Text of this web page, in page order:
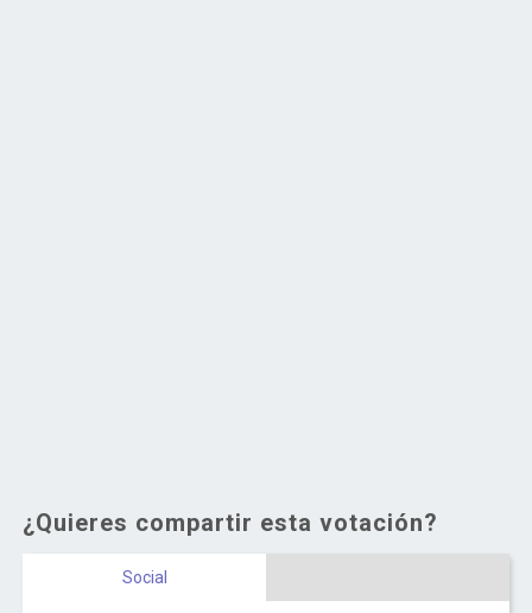
¿Quieres compartir esta votación?
Social